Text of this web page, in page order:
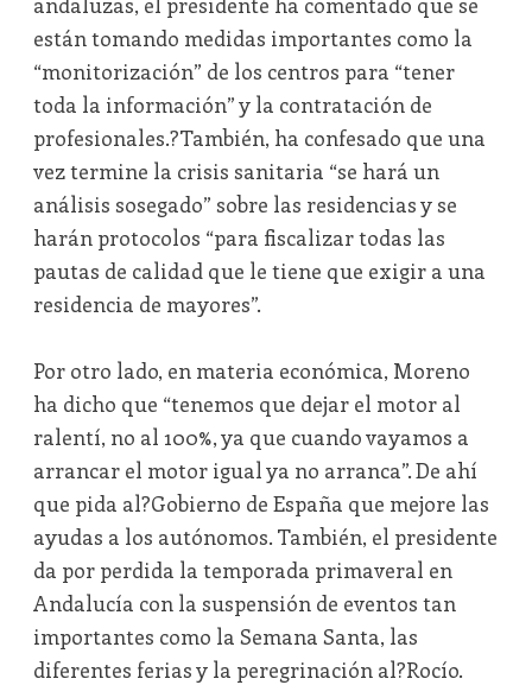
están tomando medidas importantes como la
“monitorización” de los centros para “tener
toda la información” y la contratación de
profesionales.?También, ha confesado que una
vez termine la crisis sanitaria “se hará un
análisis sosegado” sobre las residencias y se
harán protocolos “para fiscalizar todas las
pautas de calidad que le tiene que exigir a una
residencia de mayores”.
Por otro lado, en materia económica, Moreno
ha dicho que “tenemos que dejar el motor al
ralentí, no al 100%, ya que cuando vayamos a
arrancar el motor igual ya no arranca”. De ahí
que pida al?Gobierno de España que mejore las
ayudas a los autónomos. También, el presidente
da por perdida la temporada primaveral en
Andalucía con la suspensión de eventos tan
importantes como la Semana Santa, las
diferentes ferias y la peregrinación al?Rocío.